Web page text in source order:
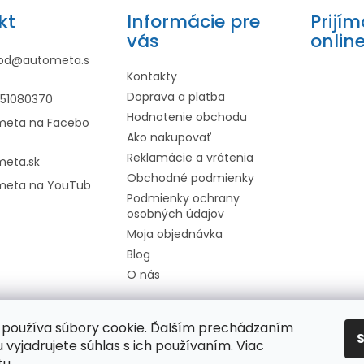
súbory cookie. Ďalším prechádzaním
súhlas s ich používaním. Viac
u
@autometa.s
na Facebo
na YouTub
Informácie pre
vás
Kontakty
Doprava a platba
Hodnotenie obchodu
Ako nakupovať
Reklamácie a vrátenia
Obchodné podmienky
Podmienky ochrany
osobných údajov
Moja objednávka
Blog
O nás